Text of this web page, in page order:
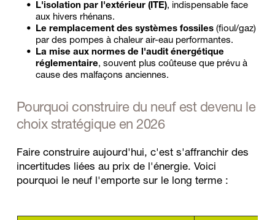
L'isolation par l'extérieur (ITE), indispensable face
aux hivers rhénans.
Le remplacement des systèmes fossiles (fioul/gaz)
par des pompes à chaleur air-eau performantes.
La mise aux normes de l'audit énergétique
réglementaire, souvent plus coûteuse que prévu à
cause des malfaçons anciennes.
Pourquoi construire du neuf est devenu le
choix stratégique en 2026
Faire construire aujourd'hui, c'est s'affranchir des
incertitudes liées au prix de l'énergie. Voici
pourquoi le neuf l'emporte sur le long terme :